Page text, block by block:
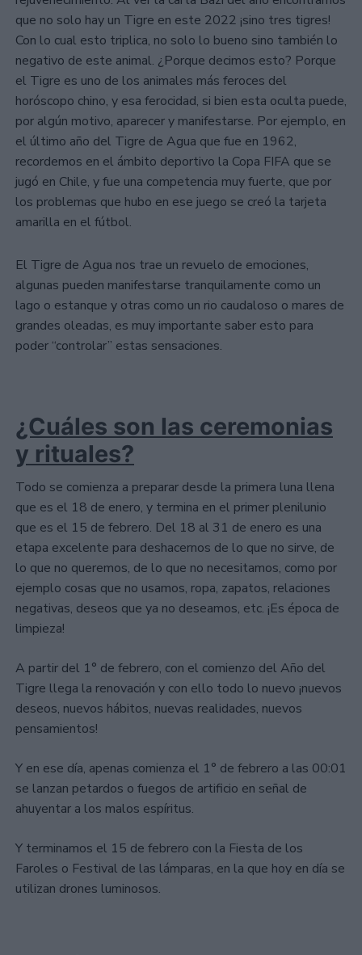
que no solo hay un Tigre en este 2022 ¡sino tres tigres!
Con lo cual esto triplica, no solo lo bueno sino también lo
negativo de este animal. ¿Porque decimos esto? Porque
el Tigre es uno de los animales más feroces del
horóscopo chino, y esa ferocidad, si bien esta oculta puede,
por algún motivo, aparecer y manifestarse. Por ejemplo, en
el último año del Tigre de Agua que fue en 1962,
recordemos en el ámbito deportivo la Copa FIFA que se
jugó en Chile, y fue una competencia muy fuerte, que por
los problemas que hubo en ese juego se creó la tarjeta
amarilla en el fútbol.
El Tigre de Agua nos trae un revuelo de emociones,
algunas pueden manifestarse tranquilamente como un
lago o estanque y otras como un rio caudaloso o mares de
grandes oleadas, es muy importante saber esto para
poder “controlar” estas sensaciones.
¿Cuáles son las ceremonias
y rituales?
Todo se comienza a preparar desde la primera luna llena
que es el 18 de enero, y termina en el primer plenilunio
que es el 15 de febrero. Del 18 al 31 de enero es una
etapa excelente para deshacernos de lo que no sirve, de
lo que no queremos, de lo que no necesitamos, como por
ejemplo cosas que no usamos, ropa, zapatos, relaciones
negativas, deseos que ya no deseamos, etc. ¡Es época de
limpieza!
A partir del 1° de febrero, con el comienzo del Año del
Tigre llega la renovación y con ello todo lo nuevo ¡nuevos
deseos, nuevos hábitos, nuevas realidades, nuevos
pensamientos!
Y en ese día, apenas comienza el 1° de febrero a las 00:01
se lanzan petardos o fuegos de artificio en señal de
ahuyentar a los malos espíritus.
Y terminamos el 15 de febrero con la Fiesta de los
Faroles o Festival de las lámparas, en la que hoy en día se
utilizan drones luminosos.